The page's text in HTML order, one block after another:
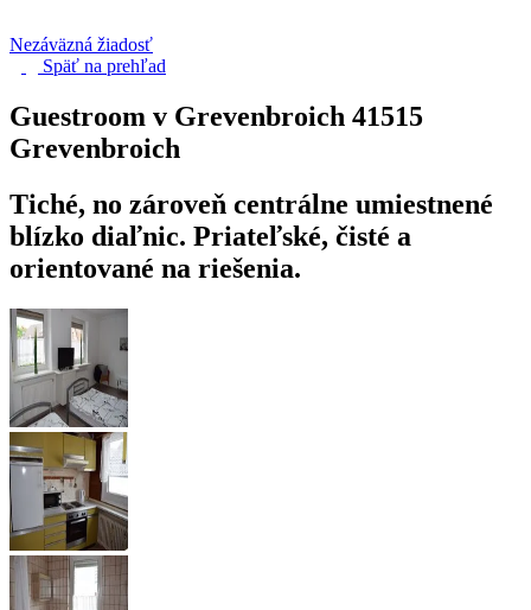
Nezáväzná žiadosť
Späť na prehľad
Guestroom v Grevenbroich 41515
Grevenbroich
Tiché, no zároveň centrálne umiestnené
blízko diaľnic. Priateľské, čisté a
orientované na riešenia.